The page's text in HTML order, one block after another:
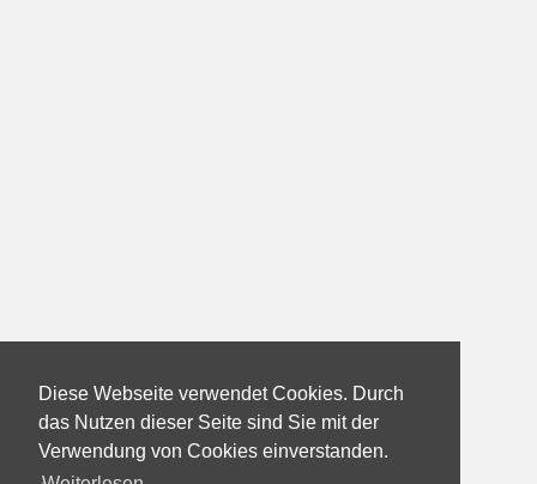
Diese Webseite verwendet Cookies. Durch
das Nutzen dieser Seite sind Sie mit der
Verwendung von Cookies einverstanden.